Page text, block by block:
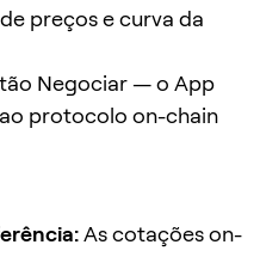
preços e curva da
Negociar — o App
protocolo on-chain
As cotações on-